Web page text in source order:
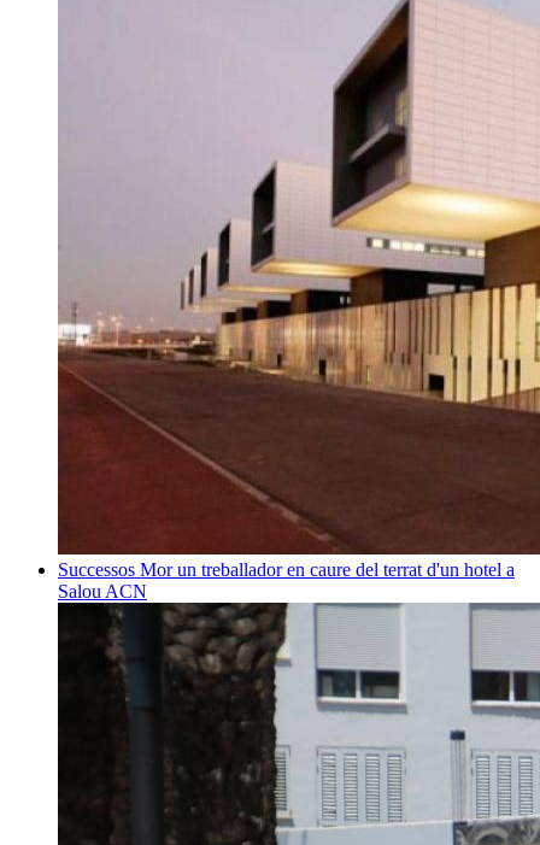
Successos Mor un treballador en caure del terrat d'un hotel a
Salou ACN